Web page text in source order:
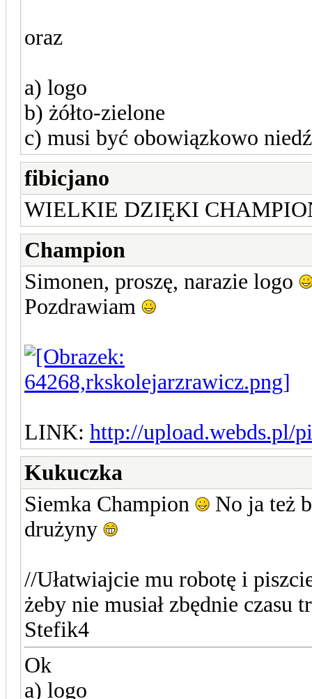
oraz
a) logo
b) żółto-zielone
c) musi być obowiązkowo
fibicjano
WIELKIE DZIĘKI
Champion
Simonen, proszę, narazie logo
Pozdrawiam
LINK: http://upload.webds.pl/
Kukuczka
Siemka Champion
No ja też
drużyny
//Ułatwiajcie mu robotę i
żeby nie musiał zbędnie czasu
Stefik4
Ok
a) logo